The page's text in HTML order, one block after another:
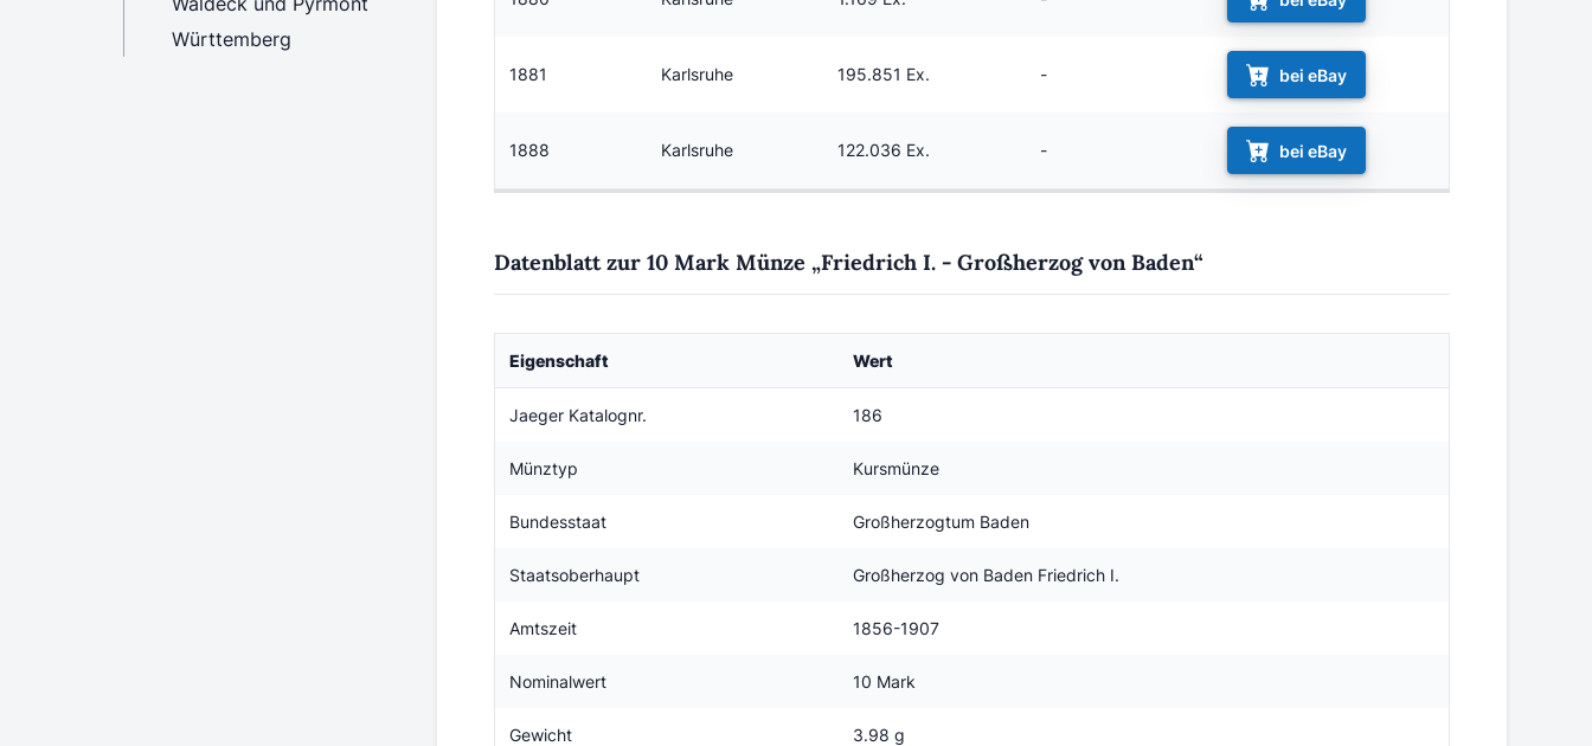
1881 Karlsruhe 195.851 Ex. - bei eBay
1888 Karlsruhe 122.036 Ex. - bei eBay
Datenblatt zur 10 Mark Münze „Friedrich I. - Großherzog von Baden“
Eigenschaft Wert
Jaeger Katalognr. 186
Münztyp Kursmünze
Bundesstaat Großherzogtum Baden
Staatsoberhaupt Großherzog von Baden Friedrich I.
Amtszeit 1856-1907
Nominalwert 10 Mark
Gewicht 3.98 g
Württemberg